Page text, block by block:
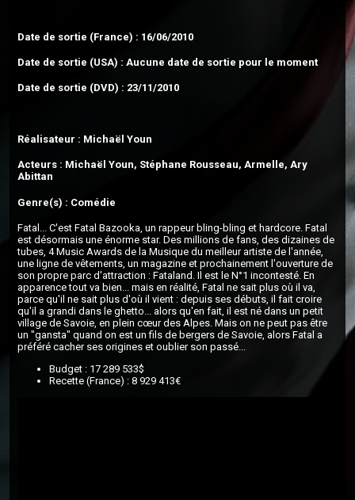
Date de sortie (France) : 16/06/2010
Date de sortie (USA) : Aucune date de sortie pour le moment
Date de sortie (DVD) : 23/11/2010
Réalisateur : Michaël Youn
Acteurs : Michaël Youn, Stéphane Rousseau, Armelle, Ary
Abittan
Genre(s) : Comédie
Fatal... C'est Fatal Bazooka, un rappeur bling-bling et hardcore. Fatal
est désormais une énorme star. Des millions de fans, des dizaines de
tubes, 4 Music Awards de la Musique du meilleur artiste de l'année,
une ligne de vêtements, un magazine et prochainement l'ouverture de
son propre parc d'attraction : Fataland. Il est le N°1 incontesté. En
apparence tout va bien... mais en réalité, Fatal ne sait plus où il va,
parce qu'il ne sait plus d'où il vient : depuis ses débuts, il fait croire
qu'il a grandi dans le ghetto... alors qu'en fait, il est né dans un petit
village de Savoie, en plein cœur des Alpes. Mais on ne peut pas être
un "gansta" quand on est un fils de bergers de Savoie, alors Fatal a
préféré cacher ses origines et oublier son passé...
Budget : 17 289 533$
Recette (France) : 8 929 413€